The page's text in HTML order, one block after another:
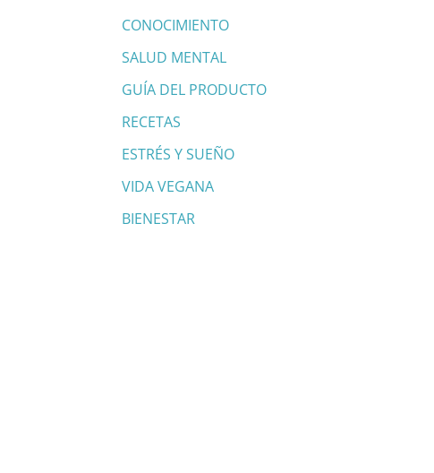
CONOCIMIENTO
SALUD MENTAL
GUÍA DEL PRODUCTO
RECETAS
ESTRÉS Y SUEÑO
VIDA VEGANA
BIENESTAR